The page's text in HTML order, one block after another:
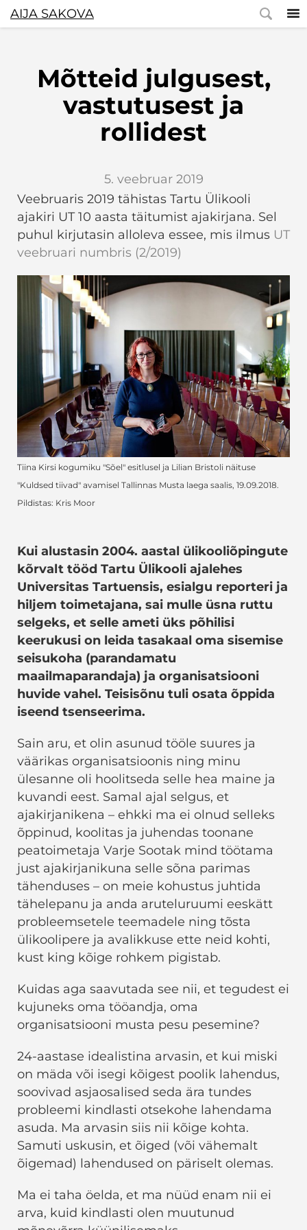
AIJA SAKOVA
Mõtteid julgusest,
vastutusest ja
rollidest
5. veebruar 2019
Veebruaris 2019 tähistas Tartu Ülikooli
ajakiri UT 10 aasta täitumist ajakirjana. Sel
puhul kirjutasin alloleva essee, mis ilmus UT
veebruari numbris (2/2019)
Tiina Kirsi kogumiku "Sõel" esitlusel ja Lilian Bristoli näituse
"Kuldsed tiivad" avamisel Tallinnas Musta laega saalis, 19.09.2018.
Pildistas: Kris Moor
Kui alustasin 2004. aastal ülikooliõpingute
kõrvalt tööd Tartu Ülikooli ajalehes
Universitas Tartuensis, esialgu reporteri ja
hiljem toimetajana, sai mulle üsna ruttu
selgeks, et selle ameti üks põhilisi
keerukusi on leida tasakaal oma sisemise
seisukoha (parandamatu
maailmaparandaja) ja organisatsiooni
huvide vahel. Teisisõnu tuli osata õppida
iseend tsenseerima.
Sain aru, et olin asunud tööle suures ja
väärikas organisatsioonis ning minu
ülesanne oli hoolitseda selle hea maine ja
kuvandi eest. Samal ajal selgus, et
ajakirjanikena – ehkki ma ei olnud selleks
õppinud, koolitas ja juhendas toonane
peatoimetaja Varje Sootak mind töötama
just ajakirjanikuna selle sõna parimas
tähenduses – on meie kohustus juhtida
tähelepanu ja anda aruteluruumi eeskätt
probleemsetele teemadele ning tõsta
ülikoolipere ja avalikkuse ette neid kohti,
kust king kõige rohkem pigistab.
Kuidas aga saavutada see nii, et tegudest ei
kujuneks oma tööandja, oma
organisatsiooni musta pesu pesemine?
24-aastase idealistina arvasin, et kui miski
on mäda või isegi kõigest poolik lahendus,
soovivad asjaosalised seda ära tundes
probleemi kindlasti otsekohe lahendama
asuda. Ma arvasin siis nii kõige kohta.
Samuti uskusin, et õiged (või vähemalt
õigemad) lahendused on päriselt olemas.
Ma ei taha öelda, et ma nüüd enam nii ei
arva, kuid kindlasti olen muutunud